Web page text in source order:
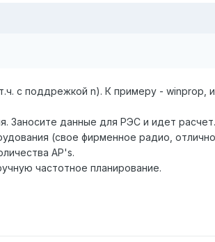
с поддрежкой n). К примеру - winprop,
Заносите данные для РЭС и идет расчет.
(свое фирменное радио,
AP's.
частотное планирование.